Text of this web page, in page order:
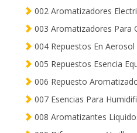
002 Aromatizadores
003 Aromatizadores Para
004 Repuestos En
005 Repuestos Esencia
006 Repuesto
007 Esencias Para
008 Aromatizantes